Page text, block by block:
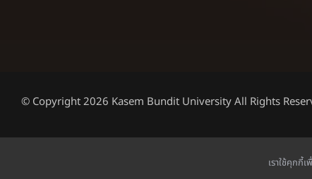
© Copyright 2026 Kasem Bundit University All Rights
เราใช้คุกกี้